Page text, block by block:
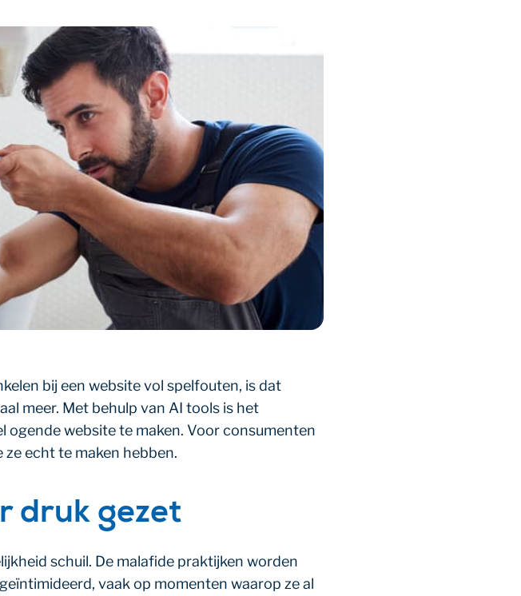
bij een website vol spelfouten, is dat
meer. Met behulp van AI tools is het
website te maken. Voor consumenten
echt te maken hebben.
druk gezet
schuil. De malafide praktijken worden
vaak op momenten waarop ze al